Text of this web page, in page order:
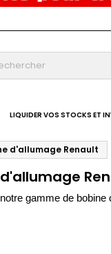
LIQUIDER VOS STOCKS ET
d'allumage Renault
gamme de bobine